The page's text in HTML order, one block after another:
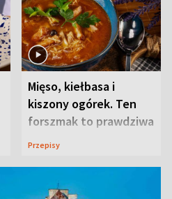
Mięso, kiełbasa i
kiszony ogórek. Ten
forszmak to prawdziwa
uczta
Przepisy